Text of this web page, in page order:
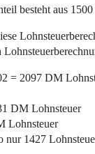
besteht aus
= 2097 DM
DM Lohnsteuer
Lohnsteuer
nur 1427